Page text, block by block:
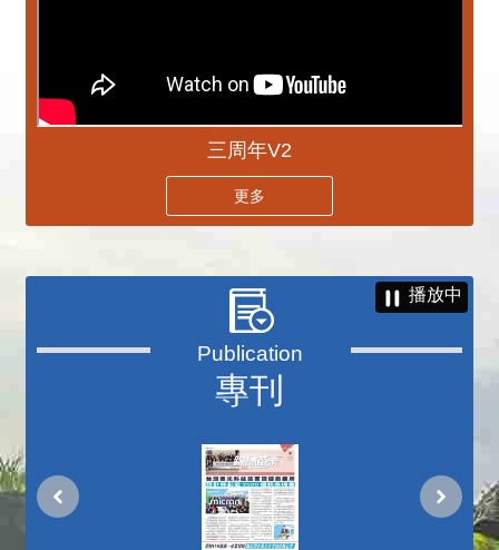
三周年V2
更多
專刊
播放中